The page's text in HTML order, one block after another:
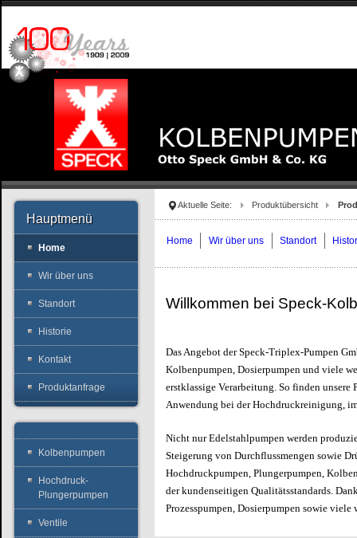
Aktuelle Seite: Produktübersicht
Home Wir über uns Standort
Willkommen bei Speck-
Das Angebot der Speck-Triplex-Pumpen
Kolbenpumpen, Dosierpumpen und viele
erstklassige Verarbeitung. So finden
Anwendung bei der Hochdruckreinigung,
Nicht nur Edelstahlpumpen werden
Steigerung von Durchflussmengen sowie
Hochdruckpumpen, Plungerpumpen,
der kundenseitigen Qualitätsstandards.
Prozesspumpen, Dosierpumpen sowie
Hauptmenü
Home
Wir über uns
Standort
Historie
Kontakt
Produktanfrage
Kolbenpumpen
Hochdruck-
Plungerpumpen
Ventile